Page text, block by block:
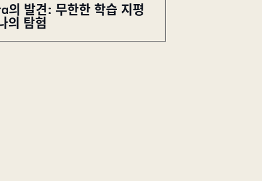
의 발견: 무한한 학습 지평
의 탐험